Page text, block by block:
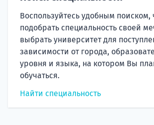
Воспользуйтесь удобным поиском,
подобрать специальность своей
выбрать университет для
зависимости от города,
уровня и языка, на котором Вы
обучаться.
Найти специальность